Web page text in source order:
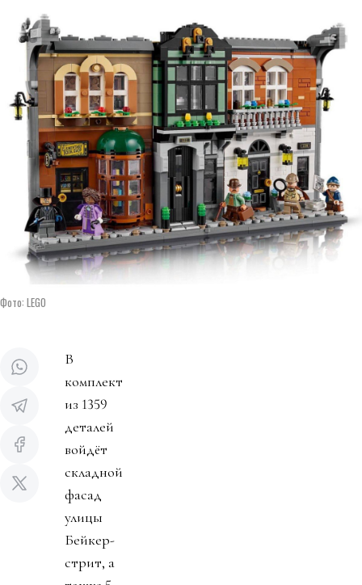
Фото: LEGO
В
комплект
из 1359
деталей
войдёт
складной
фасад
улицы
Бейкер-
стрит, а